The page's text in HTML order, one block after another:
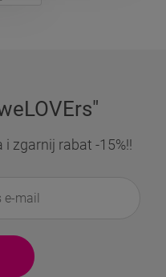
zgarnij rabat -15%!!